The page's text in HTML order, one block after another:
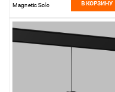
Magnetic Solo
белый
В КОРЗИНУ